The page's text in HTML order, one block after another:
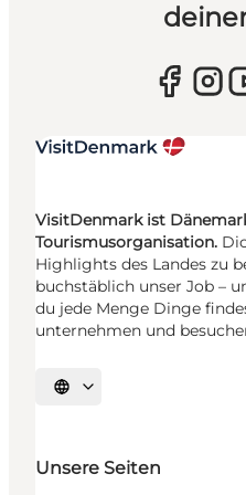
VisitDenmark ist
Tourismusorganisation.
Highlights des Landes zu
buchstäblich unser Job –
du jede Menge Dinge
unternehmen und
Sprache auswählen
Unsere Seiten